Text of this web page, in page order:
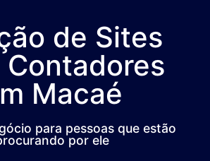
de Sites
Contadores
Macaé
para pessoas que estão
por ele